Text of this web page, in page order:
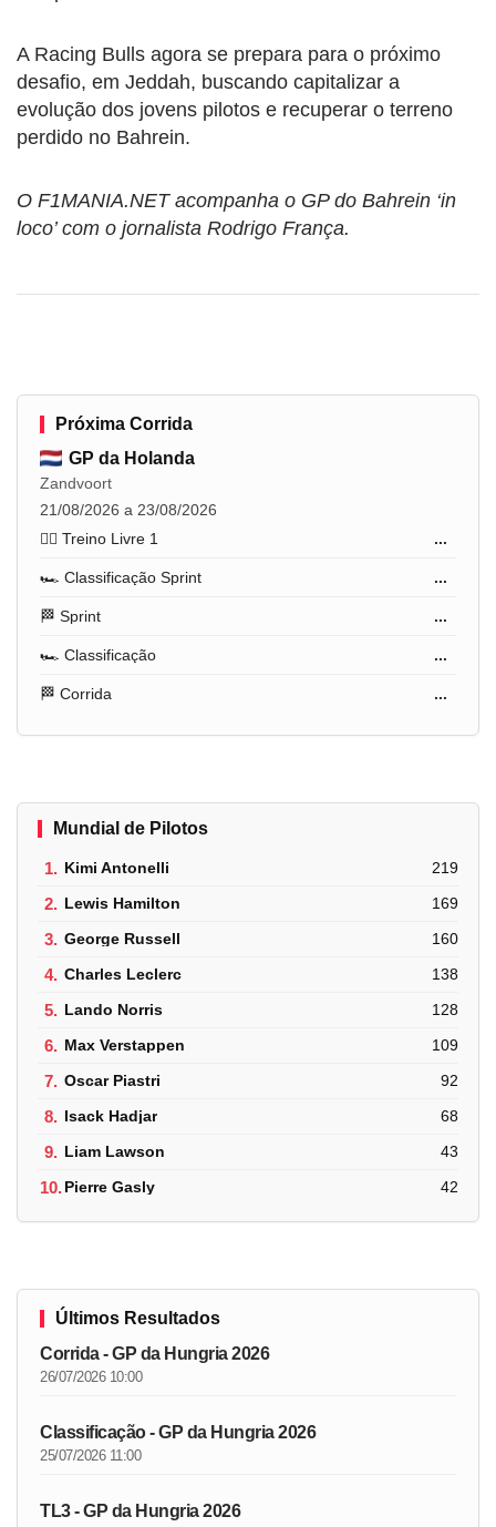
A Racing Bulls agora se prepara para o próximo
desafio, em Jeddah, buscando capitalizar a
evolução dos jovens pilotos e recuperar o terreno
perdido no Bahrein.
O F1MANIA.NET acompanha o GP do Bahrein ‘in
loco’ com o jornalista Rodrigo França.
Próxima Corrida
GP da Holanda
Zandvoort
21/08/2026 a 23/08/2026
🏋️‍♂️ Treino Livre 1
...
🏎️ Classificação Sprint ...
🏁 Sprint ...
🏎️ Classificação ...
🏁 Corrida ...
Mundial de Pilotos
1. Kimi Antonelli 219
2. Lewis Hamilton 169
3. George Russell 160
4. Charles Leclerc 138
5. Lando Norris 128
6. Max Verstappen 109
7. Oscar Piastri 92
8. Isack Hadjar 68
9. Liam Lawson 43
10.Pierre Gasly 42
Últimos Resultados
Corrida - GP da Hungria 2026
26/07/2026 10:00
Classificação - GP da Hungria 2026
25/07/2026 11:00
TL3 - GP da Hungria 2026